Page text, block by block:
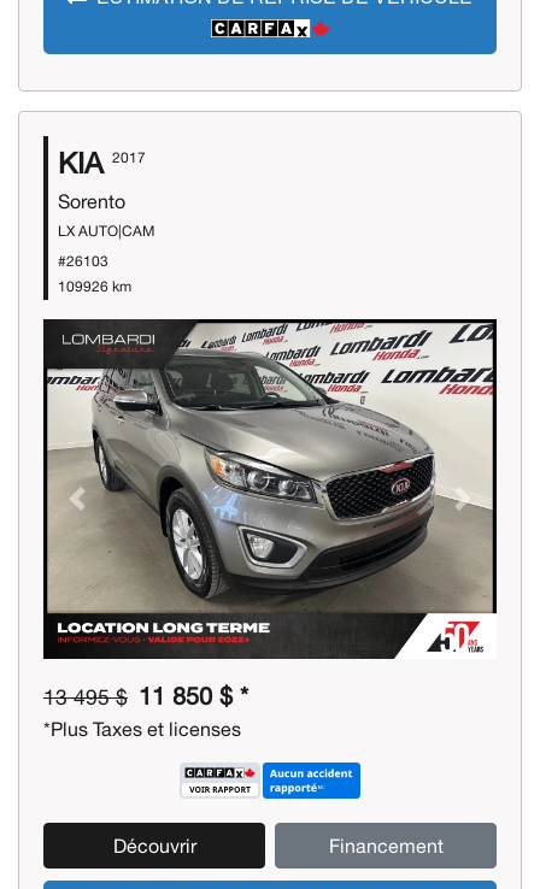
KIA 2017
Sorento
LX AUTO|CAM
#26103
109926 km
Previous Next
13 495 $ 11 850 $ *
*Plus Taxes et licenses
Découvrir Financement